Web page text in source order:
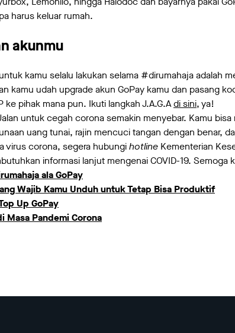
harus keluar rumah.
akunmu
kamu selalu lakukan selama #dirumahaja adalah
kamu udah upgrade akun GoPay kamu dan pasang
ke pihak mana pun. Ikuti langkah J.A.G.Adi sini, ya!
untuk cegah corona semakin menyebar. Kamu
uang tunai, rajin mencuci tangan dengan benar,
virus corona, segera hubungihotline Kementerian
informasi lanjut mengenai COVID-19. Semoga
ala GoPay
Wajib Kamu Unduh untuk Tetap Bisa Produktif
Up GoPay
Masa Pandemi Corona